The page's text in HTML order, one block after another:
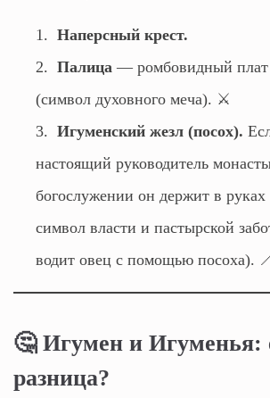
Наперсный крест.
Палица — ромбовидный плат
(символ духовного меча). ⚔️
Игуменский жезл (посох).
настоящий руководитель
богослужении он держит в
символ власти и пастырской
водит овец с помощью посоха).
🤔 Игумен и Игуменья:
разница?